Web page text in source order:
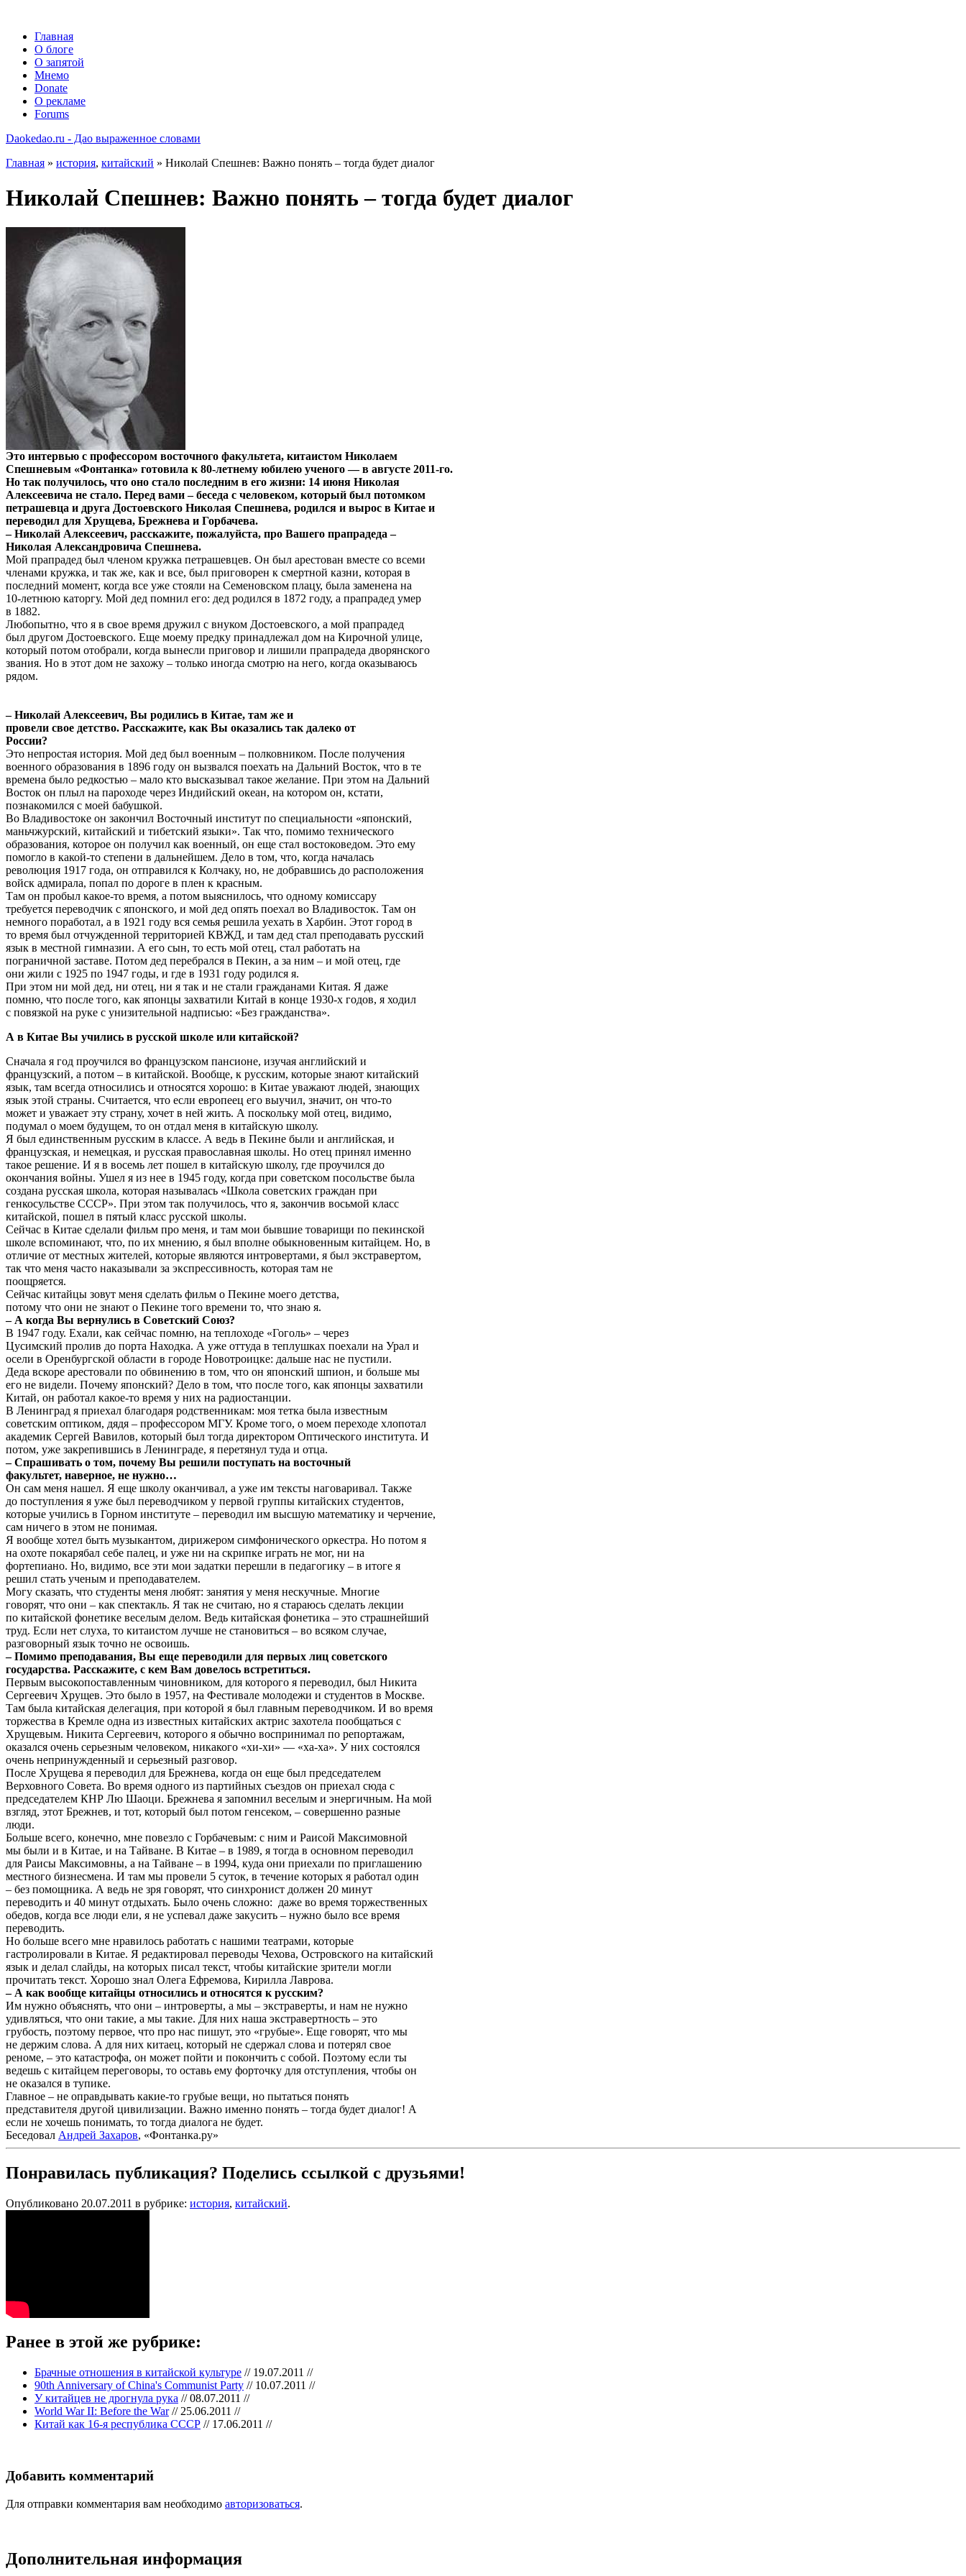
Главная
О блоге
О запятой
Мнемо
Donate
О рекламе
Forums
Daokedao.ru - Дао выраженное словами
Главная » история, китайский » Николай Спешнев: Важно понять – тогда будет диалог
Николай Спешнев: Важно понять – тогда будет диалог
Это интервью с профессором восточного факультета, китаистом Николаем
Спешневым «Фонтанка» готовила к 80-летнему юбилею ученого — в августе 2011-го.
Но так получилось, что оно стало последним в его жизни: 14 июня Николая
Алексеевича не стало. Перед вами – беседа с человеком, который был потомком
петрашевца и друга Достоевского Николая Спешнева, родился и вырос в Китае и
переводил для Хрущева, Брежнева и Горбачева.
– Николай Алексеевич, расскажите, пожалуйста, про Вашего прапрадеда –
Николая Александровича Спешнева.
Мой прапрадед был членом кружка петрашевцев. Он был арестован вместе со всеми
членами кружка, и так же, как и все, был приговорен к смертной казни, которая в
последний момент, когда все уже стояли на Семеновском плацу, была заменена на
10-летнюю каторгу. Мой дед помнил его: дед родился в 1872 году, а прапрадед умер
в 1882.
Любопытно, что я в свое время дружил с внуком Достоевского, а мой прапрадед
был другом Достоевского. Еще моему предку принадлежал дом на Кирочной улице,
который потом отобрали, когда вынесли приговор и лишили прапрадеда дворянского
звания. Но в этот дом не захожу – только иногда смотрю на него, когда оказываюсь
рядом.
– Николай Алексеевич, Вы родились в Китае, там же и
провели свое детство. Расскажите, как Вы оказались так далеко от
России?
Это непростая история. Мой дед был военным – полковником. После получения
военного образования в 1896 году он вызвался поехать на Дальний Восток, что в те
времена было редкостью – мало кто высказывал такое желание. При этом на Дальний
Восток он плыл на пароходе через Индийский океан, на котором он, кстати,
познакомился с моей бабушкой.
Во Владивостоке он закончил Восточный институт по специальности «японский,
маньчжурский, китайский и тибетский языки». Так что, помимо технического
образования, которое он получил как военный, он еще стал востоковедом. Это ему
помогло в какой-то степени в дальнейшем. Дело в том, что, когда началась
революция 1917 года, он отправился к Колчаку, но, не добравшись до расположения
войск адмирала, попал по дороге в плен к красным.
Там он пробыл какое-то время, а потом выяснилось, что одному комиссару
требуется переводчик с японского, и мой дед опять поехал во Владивосток. Там он
немного поработал, а в 1921 году вся семья решила уехать в Харбин. Этот город в
то время был отчужденной территорией КВЖД, и там дед стал преподавать русский
язык в местной гимназии. А его сын, то есть мой отец, стал работать на
пограничной заставе. Потом дед перебрался в Пекин, а за ним – и мой отец, где
они жили с 1925 по 1947 годы, и где в 1931 году родился я.
При этом ни мой дед, ни отец, ни я так и не стали гражданами Китая. Я даже
помню, что после того, как японцы захватили Китай в конце 1930-х годов, я ходил
с повязкой на руке с унизительной надписью: «Без гражданства».
А в Китае Вы учились в русской школе или китайской?
Сначала я год проучился во французском пансионе, изучая английский и
французский, а потом – в китайской. Вообще, к русским, которые знают китайский
язык, там всегда относились и относятся хорошо: в Китае уважают людей, знающих
язык этой страны. Считается, что если европеец его выучил, значит, он что-то
может и уважает эту страну, хочет в ней жить. А поскольку мой отец, видимо,
подумал о моем будущем, то он отдал меня в китайскую школу.
Я был единственным русским в классе. А ведь в Пекине были и английская, и
французская, и немецкая, и русская православная школы. Но отец принял именно
такое решение. И я в восемь лет пошел в китайскую школу, где проучился до
окончания войны. Ушел я из нее в 1945 году, когда при советском посольстве была
создана русская школа, которая называлась «Школа советских граждан при
генкосульстве СССР». При этом так получилось, что я, закончив восьмой класс
китайской, пошел в пятый класс русской школы.
Сейчас в Китае сделали фильм про меня, и там мои бывшие товарищи по пекинской
школе вспоминают, что, по их мнению, я был вполне обыкновенным китайцем. Но, в
отличие от местных жителей, которые являются интровертами, я был экстравертом,
так что меня часто наказывали за экспрессивность, которая там не
поощряется.
Сейчас китайцы зовут меня сделать фильм о Пекине моего детства,
потому что они не знают о Пекине того времени то, что знаю я.
– А когда Вы вернулись в Советский Союз?
В 1947 году. Ехали, как сейчас помню, на теплоходе «Гоголь» – через
Цусимский пролив до порта Находка. А уже оттуда в теплушках поехали на Урал и
осели в Оренбургской области в городе Новотроицке: дальше нас не пустили.
Деда вскоре арестовали по обвинению в том, что он японский шпион, и больше мы
его не видели. Почему японский? Дело в том, что после того, как японцы захватили
Китай, он работал какое-то время у них на радиостанции.
В Ленинград я приехал благодаря родственникам: моя тетка была известным
советским оптиком, дядя – профессором МГУ. Кроме того, о моем переходе хлопотал
академик Сергей Вавилов, который был тогда директором Оптического института. И
потом, уже закрепившись в Ленинграде, я перетянул туда и отца.
– Спрашивать о том, почему Вы решили поступать на восточный
факультет, наверное, не нужно…
Он сам меня нашел. Я еще школу оканчивал, а уже им тексты наговаривал. Также
до поступления я уже был переводчиком у первой группы китайских студентов,
которые учились в Горном институте – переводил им высшую математику и черчение,
сам ничего в этом не понимая.
Я вообще хотел быть музыкантом, дирижером симфонического оркестра. Но потом я
на охоте покарябал себе палец, и уже ни на скрипке играть не мог, ни на
фортепиано. Но, видимо, все эти мои задатки перешли в педагогику – в итоге я
решил стать ученым и преподавателем.
Могу сказать, что студенты меня любят: занятия у меня нескучные. Многие
говорят, что они – как спектакль. Я так не считаю, но я стараюсь сделать лекции
по китайской фонетике веселым делом. Ведь китайская фонетика – это страшнейший
труд. Если нет слуха, то китаистом лучше не становиться – во всяком случае,
разговорный язык точно не освоишь.
– Помимо преподавания, Вы еще переводили для первых лиц советского
государства. Расскажите, с кем Вам довелось встретиться.
Первым высокопоставленным чиновником, для которого я переводил, был Никита
Сергеевич Хрущев. Это было в 1957, на Фестивале молодежи и студентов в Москве.
Там была китайская делегация, при которой я был главным переводчиком. И во время
торжества в Кремле одна из известных китайских актрис захотела пообщаться с
Хрущевым. Никита Сергеевич, которого я обычно воспринимал по репортажам,
оказался очень серьезным человеком, никакого «хи-хи» — «ха-ха». У них состоялся
очень непринужденный и серьезный разговор.
После Хрущева я переводил для Брежнева, когда он еще был председателем
Верховного Совета. Во время одного из партийных съездов он приехал сюда с
председателем КНР Лю Шаоци. Брежнева я запомнил веселым и энергичным. На мой
взгляд, этот Брежнев, и тот, который был потом генсеком, – совершенно разные
люди.
Больше всего, конечно, мне повезло с Горбачевым: с ним и Раисой Максимовной
мы были и в Китае, и на Тайване. В Китае – в 1989, я тогда в основном переводил
для Раисы Максимовны, а на Тайване – в 1994, куда они приехали по приглашению
местного бизнесмена. И там мы провели 5 суток, в течение которых я работал один
– без помощника. А ведь не зря говорят, что синхронист должен 20 минут
переводить и 40 минут отдыхать. Было очень сложно: даже во время торжественных
обедов, когда все люди ели, я не успевал даже закусить – нужно было все время
переводить.
Но больше всего мне нравилось работать с нашими театрами, которые
гастролировали в Китае. Я редактировал переводы Чехова, Островского на китайский
язык и делал слайды, на которых писал текст, чтобы китайские зрители могли
прочитать текст. Хорошо знал Олега Ефремова, Кирилла Лаврова.
– А как вообще китайцы относились и относятся к русским?
Им нужно объяснять, что они – интроверты, а мы – экстраверты, и нам не нужно
удивляться, что они такие, а мы такие. Для них наша экстравертность – это
грубость, поэтому первое, что про нас пишут, это «грубые». Еще говорят, что мы
не держим слова. А для них китаец, который не сдержал слова и потерял свое
реноме, – это катастрофа, он может пойти и покончить с собой. Поэтому если ты
ведешь с китайцем переговоры, то оставь ему форточку для отступления, чтобы он
не оказался в тупике.
Главное – не оправдывать какие-то грубые вещи, но пытаться понять
представителя другой цивилизации. Важно именно понять – тогда будет диалог! А
если не хочешь понимать, то тогда диалога не будет.
Беседовал Андрей Захаров, «Фонтанка.ру»
Понравилась публикация? Поделись ссылкой с друзьями!
Опубликовано 20.07.2011 в рубрике: история, китайский.
Ранее в этой же рубрике:
Брачные отношения в китайской культуре // 19.07.2011 //
90th Anniversary of China's Communist Party // 10.07.2011 //
У китайцев не дрогнула рука // 08.07.2011 //
World War II: Before the War// 25.06.2011 //
Китай как 16-я республика СССР // 17.06.2011 //
Добавить комментарий
Для отправки комментария вам необходимо авторизоваться.
Дополнительная информация